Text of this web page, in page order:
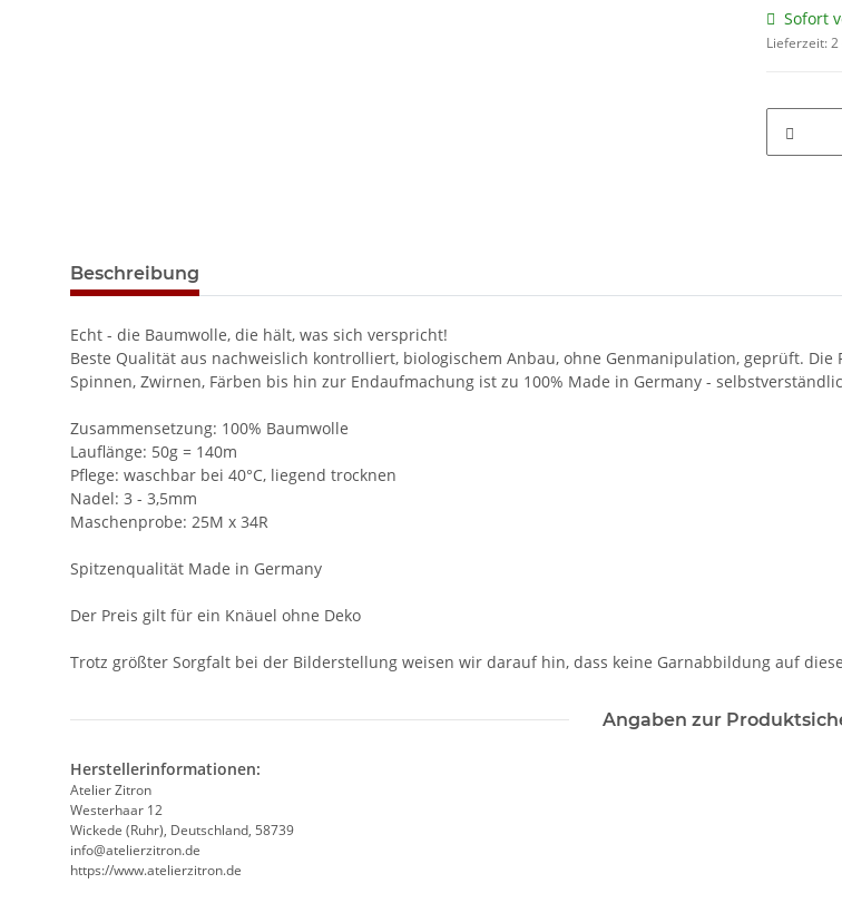
Sofort
Lieferzeit:2
weitere Registerkarten anzeigen
Beschreibung
Echt - die Baumwolle, die hält, was sich verspricht!
Beste Qualität aus nachweislich kontrolliert, biologischem Anbau, ohne Genmanipulation, geprüft.
Spinnen, Zwirnen, Färben bis hin zur Endaufmachung ist zu 100% Made in Germany -
Zusammensetzung: 100% Baumwolle
Lauflänge: 50g = 140m
Pflege: waschbar bei 40°C, liegend trocknen
Nadel: 3 - 3,5mm
Maschenprobe: 25M x 34R
Spitzenqualität Made in Germany
Der Preis gilt für ein Knäuel ohne Deko
Trotz größter Sorgfalt bei der Bilderstellung weisen wir darauf hin, dass keine Garnabbildung auf
Angaben zur
Herstellerinformationen:
Atelier Zitron
Westerhaar 12
Wickede (Ruhr), Deutschland, 58739
info@atelierzitron.de
https://www.atelierzitron.de